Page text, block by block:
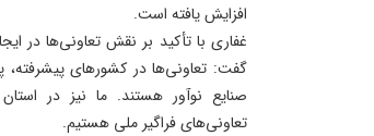
افزایش یافته است.
غفاری با تأکید بر نقش تعاونی‌ها در
گفت: تعاونی‌ها در کشورهای
صنایع نوآور هستند. ما نیز در
تعاونی‌های فراگیر ملی هستیم.